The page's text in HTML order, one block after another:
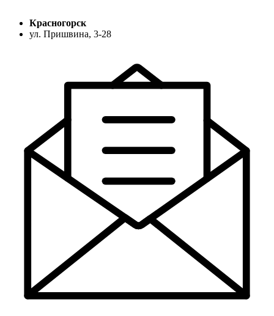
Красногорск
ул. Пришвина, 3-28